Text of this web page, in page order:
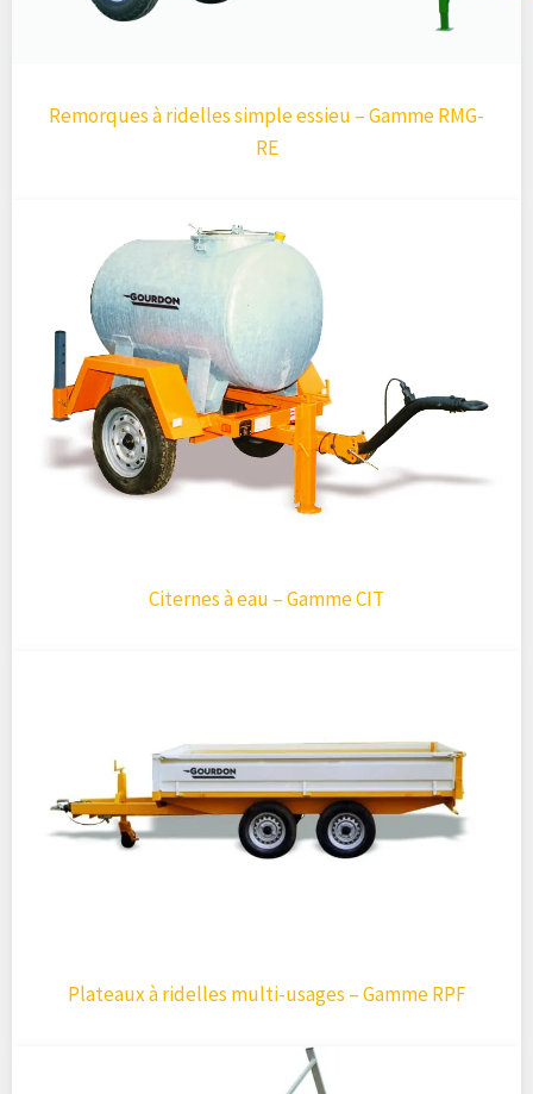
Remorques à ridelles simple essieu – Gamme RMG-
RE
Citernes à eau – Gamme CIT
Plateaux à ridelles multi-usages – Gamme RPF